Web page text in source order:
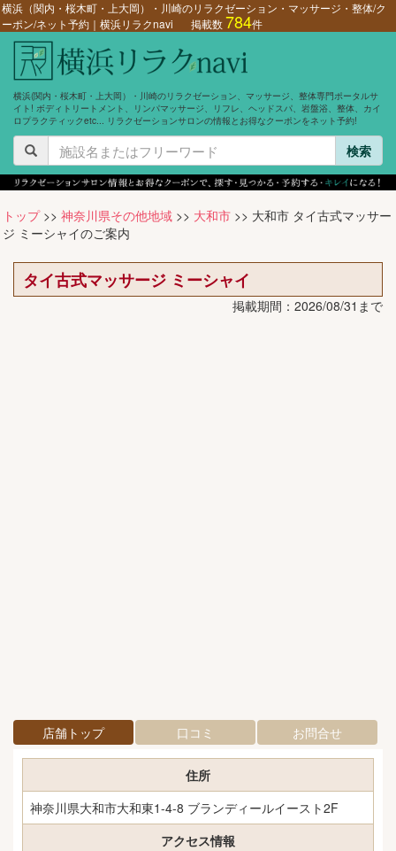
横浜（関内・桜木町・上大岡）・川崎のリラクゼーション・マッサージ・整体/ク
ーポン/ネット予約｜横浜リラクnavi
掲載数784件
横浜(関内・桜木町・上大岡）・川崎のリラクゼーション、マッサージ、整体専門ポータルサ
イト! ボディトリートメント、リンパマッサージ、リフレ、ヘッドスパ、岩盤浴、整体、カイ
ロプラクティックetc... リラクゼーションサロンの情報とお得なクーポンをネット予約!
検索
トップ>> 神奈川県その他地域 >> 大和市 >> 大和市 タイ古式マッサー
ジ ミーシャイのご案内
タイ古式マッサージ ミーシャイ
掲載期間：2026/08/31まで
店舗トップ 口コミ お問合せ
住所
神奈川県大和市大和東1-4-8 ブランディールイースト2F
アクセス情報